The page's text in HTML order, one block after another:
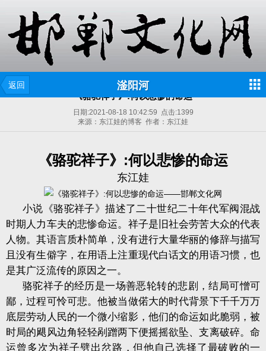
返回 滏阳河
《骆驼祥子》:何以悲惨的命运
日期:2021-08-18 10:42:59 点击:1399
来源：东江娃的博客 作者：东江娃
《骆驼祥子》 :何以悲惨的命运
东江娃
小说《骆驼祥子》描述了二十世纪二十年代军阀混战
时期人力车夫的悲惨命运。祥子是旧社会劳苦大众的代表
人物。其语言质朴简单，没有进行大量华丽的修辞与描写
且没有生僻字，在用语上注重现代白话文的用语习惯，也
是其广泛流传的原因之一。
骆驼祥子的经历是一场善恶轮转的悲剧，结局可憎可
鄙，过程可怜可悲。他被当做偌大的时代背景下千千万万
底层劳动人民的一个微小缩影，他们的命运如此脆弱，被
时局的飓风边角轻轻剐蹭两下便摇摇欲坠、支离破碎。命
运曾多次为祥子劈出岔路，但他自己选择了最破败的一